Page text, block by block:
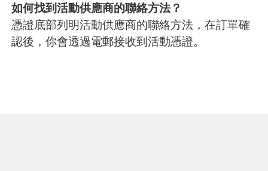
如何找到活動供應商的聯絡方法？
憑證底部列明活動供應商的聯絡方法，在訂單確
認後，你會透過電郵接收到活動憑證。